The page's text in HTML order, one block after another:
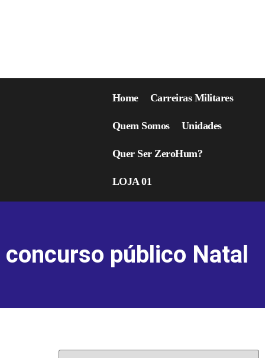
Home Carreiras Militares
Quem Somos Unidades
Quer Ser ZeroHum?
LOJA 01
concurso público Natal